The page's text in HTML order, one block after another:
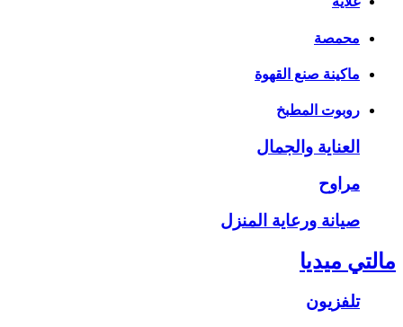
محمصة
ماكينة صنع القهوة
روبوت المطبخ
العناية والجمال
مراوح
صيانة ورعاية المنزل
مالتي ميديا
تلفزيون